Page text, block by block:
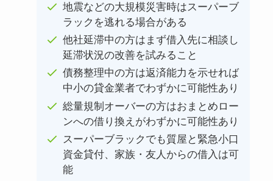
地震などの大規模災害時はスーパーブ
ラックを逃れる場合がある
他社延滞中の方はまず借入先に相談し
延滞状況の改善を試みること
債務整理中の方は返済能力を示せれば
中小の貸金業者でわずかに可能性あり
総量規制オーバーの方はおまとめロー
ンへの借り換えがわずかに可能性あり
スーパーブラックでも質屋と緊急小口
資金貸付、家族・友人からの借入は可
能